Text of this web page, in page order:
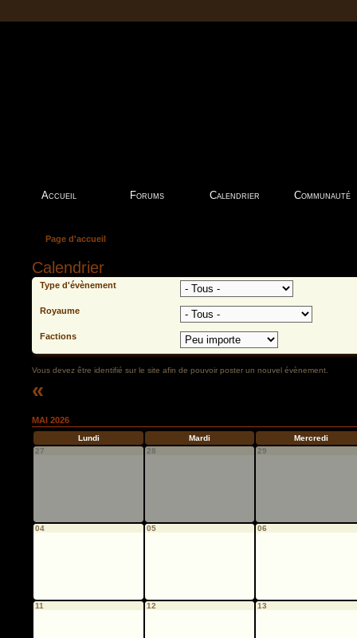
Accueil Forums Calendrier Communauté
Page d'accueil
Calendrier
Type d'évènement
Royaume
Factions
Vous devez être identifié sur le site afin de pouvoir poster un nouvel évènement.
«
MAI 2026
Lundi Mardi
Mercredi
27
28 29
04 05 06
11 12 13